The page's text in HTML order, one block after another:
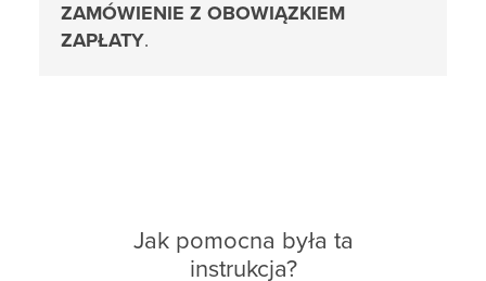
ZAMÓWIENIE Z OBOWIĄZKIEM
ZAPŁATY.
Jak pomocna była ta
instrukcja?